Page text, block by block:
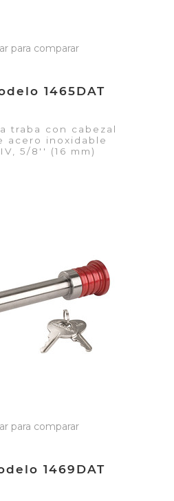
para comparar
1465DAT
traba con cabezal
acero inoxidable
5/8'' (16 mm)
lista de cotización
para comparar
1469DAT